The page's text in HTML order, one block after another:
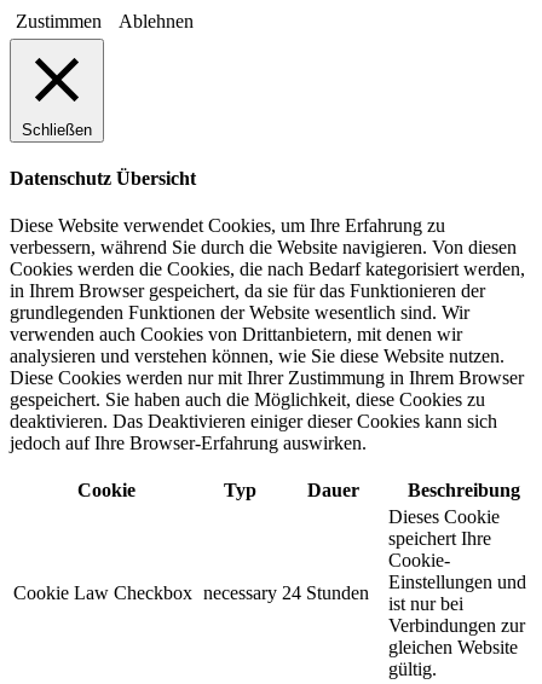
Zustimmen Ablehnen
Schließen
Datenschutz Übersicht
Diese Website verwendet Cookies, um Ihre Erfahrung zu
verbessern, während Sie durch die Website navigieren. Von diesen
Cookies werden die Cookies, die nach Bedarf kategorisiert werden,
in Ihrem Browser gespeichert, da sie für das Funktionieren der
grundlegenden Funktionen der Website wesentlich sind. Wir
verwenden auch Cookies von Drittanbietern, mit denen wir
analysieren und verstehen können, wie Sie diese Website nutzen.
Diese Cookies werden nur mit Ihrer Zustimmung in Ihrem Browser
gespeichert. Sie haben auch die Möglichkeit, diese Cookies zu
deaktivieren. Das Deaktivieren einiger dieser Cookies kann sich
jedoch auf Ihre Browser-Erfahrung auswirken.
Cookie Typ Dauer Beschreibung
Cookie Law Checkbox necessary 24 Stunden
Dieses Cookie
speichert Ihre
Cookie-
Einstellungen und
ist nur bei
Verbindungen zur
gleichen Website
gültig.